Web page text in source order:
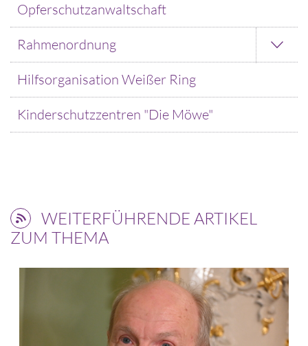
Opferschutzanwaltschaft
Rahmenordnung
Hilfsorganisation Weißer Ring
Kinderschutzzentren "Die Möwe"
WEITERFÜHRENDE ARTIKEL
ZUM THEMA